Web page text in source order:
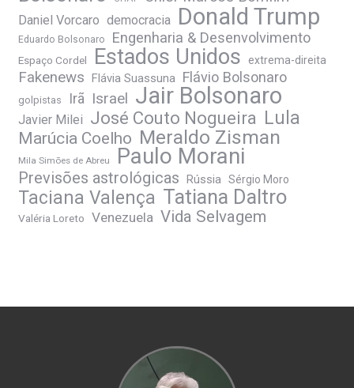
Daniel Vorcaro democracia Donald Trump
Eduardo Bolsonaro Engenharia & Desenvolvimento
Espaço Cordel Estados Unidos extrema-direita
Fakenews Flávia Suassuna Flávio Bolsonaro
golpistas Irã Israel Jair Bolsonaro
Javier Milei José Couto Nogueira Lula
Marúcia Coelho Meraldo Zisman
Mila Simões de Abreu Paulo Morani
Previsões astrológicas Rússia Sérgio Moro
Taciana Valença Tatiana Daltro
Valéria Loreto Venezuela Vida Selvagem